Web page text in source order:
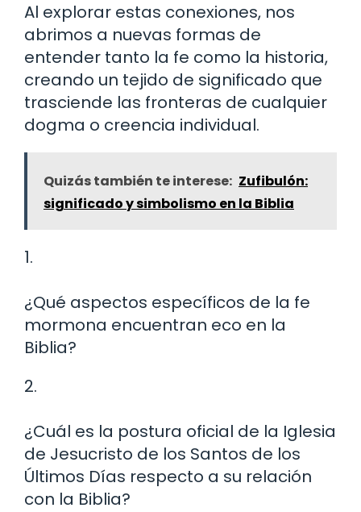
Al explorar estas conexiones, nos
abrimos a nuevas formas de
entender tanto la fe como la historia,
creando un tejido de significado que
trasciende las fronteras de cualquier
dogma o creencia individual.
Quizás también te interese: Zufibulón:
significado y simbolismo en la Biblia
1.
¿Qué aspectos específicos de la fe
mormona encuentran eco en la
Biblia?
2.
¿Cuál es la postura oficial de la Iglesia
de Jesucristo de los Santos de los
Últimos Días respecto a su relación
con la Biblia?